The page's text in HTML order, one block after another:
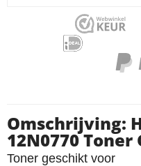
Omschrijving:
12N0770 Toner
Toner geschikt voor